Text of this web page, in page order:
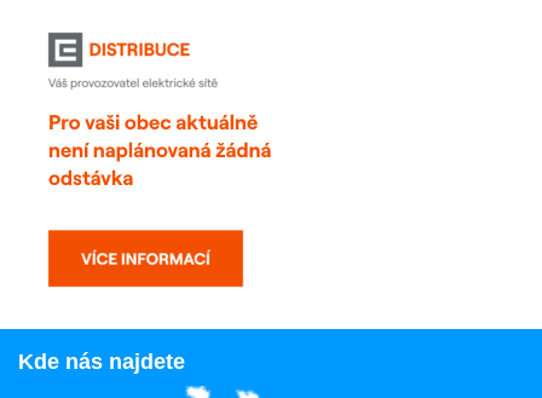
Kde nás najdete